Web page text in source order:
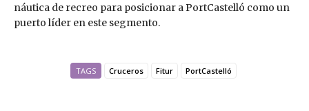
náutica de recreo para posicionar a PortCastelló como un
puerto líder en este segmento.
TAGS Cruceros Fitur PortCastelló